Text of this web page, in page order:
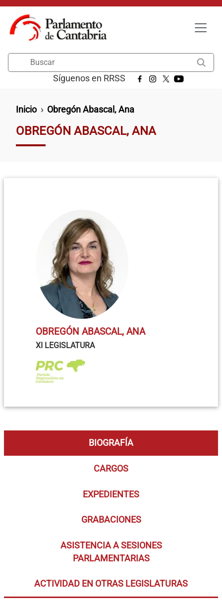
Pasar al contenido principal
Síguenos en RRSS
Ruta de navegación
Inicio Obregón Abascal, Ana
OBREGÓN ABASCAL, ANA
OBREGÓN ABASCAL, ANA
XI LEGISLATURA
BIOGRAFÍA
CARGOS
EXPEDIENTES
GRABACIONES
ASISTENCIA A SESIONES
PARLAMENTARIAS
ACTIVIDAD EN OTRAS LEGISLATURAS